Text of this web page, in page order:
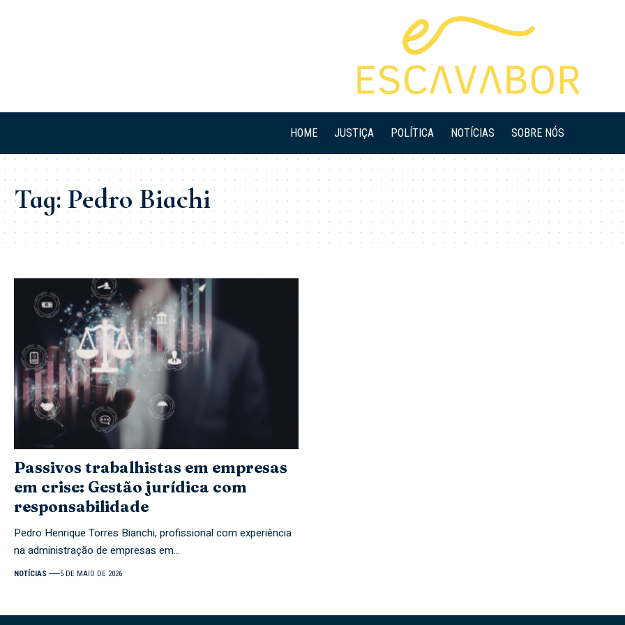
HOME JUSTIÇA POLÍTICA NOTÍCIAS SOBRE NÓS
Tag:Pedro Biachi
Passivos trabalhistas em empresas
em crise: Gestão jurídica com
responsabilidade
Pedro Henrique Torres Bianchi, profissional com experiência
na administração de empresas em…
NOTÍCIAS 5 DE MAIO DE 2026